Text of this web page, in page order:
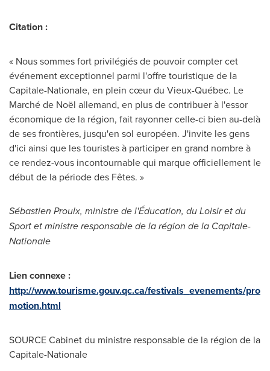
Citation :
« Nous sommes fort privilégiés de pouvoir compter cet
événement exceptionnel parmi l'offre touristique de la
Capitale-Nationale, en plein cœur du Vieux-Québec. Le
Marché de Noël allemand, en plus de contribuer à l'essor
économique de la région, fait rayonner celle-ci bien au-delà
de ses frontières, jusqu'en sol européen. J'invite les gens
d'ici ainsi que les touristes à participer en grand nombre à
ce rendez-vous incontournable qui marque officiellement le
début de la période des Fêtes. »
Sébastien Proulx, ministre de l'Éducation, du Loisir et du
Sport et ministre responsable de la région de la Capitale-
Nationale
Lien connexe :
http://www.tourisme.gouv.qc.ca/festivals_evenements/pro
motion.html
SOURCE Cabinet du ministre responsable de la région de la
Capitale-Nationale